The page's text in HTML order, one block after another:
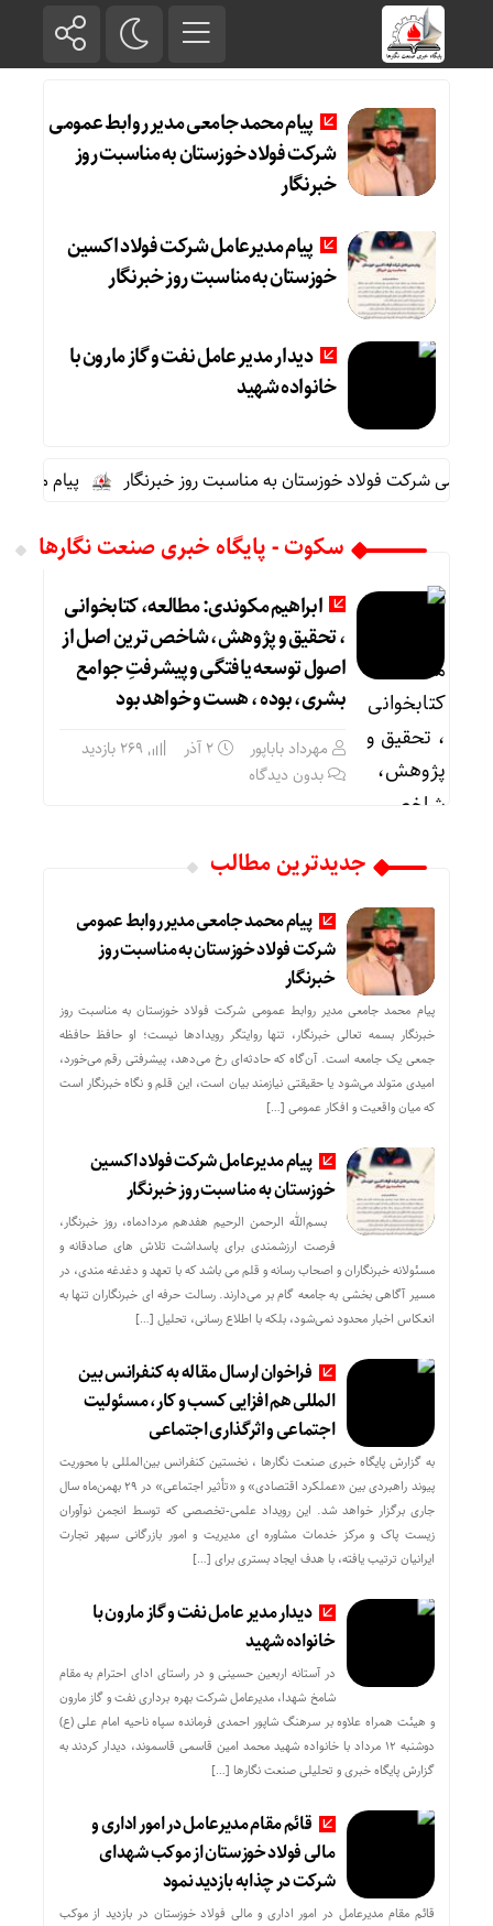
پیام محمد جامعی مدیر روابط عمومی
شرکت فولاد خوزستان به مناسبت روز
خبرنگار
پیام مدیرعامل شرکت فولاد اکسین
خوزستان به مناسبت روز خبرنگار
دیدار مدیر عامل نفت و گاز مارون با
خانواده شهید
شرکت فولاد خوزستان به مناسبت روز خبرنگار پیام
سکوت - پایگاه خبری صنعت نگارها
ابراهیم مکوندی: مطالعه، کتابخوانی
، تحقیق و پژوهش، شاخص ترین اصل از
اصول توسعه یافتگی و پیشرفتِ جوامع
بشری، بوده ، هست و خواهد بود
مهرداد باباپور ۲ آذر
بدون دیدگاه
جدیدترین مطالب
پیام محمد جامعی مدیر روابط عمومی
شرکت فولاد خوزستان به مناسبت روز
خبرنگار
پیام محمد جامعی مدیر روابط عمومی شرکت فولاد خوزستان به مناسبت روز
خبرنگار بسمه تعالی خبرنگار، تنها روایتگر رویدادها نیست؛ او حافظ حافظه
جمعی یک جامعه است. آن‌گاه که حادثه‌ای رخ می‌دهد، پیشرفتی رقم می‌خورد،
امیدی متولد می‌شود یا حقیقتی نیازمند بیان است، این قلم و نگاه خبرنگار است
که میان واقعیت و افکار عمومی […]
پیام مدیرعامل شرکت فولاد اکسین
خوزستان به مناسبت روز خبرنگار
بسم‌الله الرحمن الرحیم هفدهم مردادماه، روز خبرنگار،
فرصت ارزشمندی برای پاسداشت تلاش‌ های صادقانه و
مسئولانه خبرنگاران و اصحاب رسانه و قلم می باشد که با تعهد و دغدغه‌ مندی، در
مسیر آگاهی‌ بخشی به جامعه گام بر می‌دارند. رسالت حرفه‌ ای خبرنگاران تنها به
انعکاس اخبار محدود نمی‌شود، بلکه با اطلاع رسانی، تحلیل […]
فراخوان ارسال مقاله به کنفرانس بین
المللی هم افزایی کسب و کار، مسئولیت
اجتماعی و اثرگذاری اجتماعی
به گزارش پایگاه خبری صنعت نگارها ، نخستین کنفرانس بین‌المللی با محوریت
پیوند راهبردی بین «عملکرد اقتصادی» و «تأثیر اجتماعی» در ۲۹ بهمن‌ماه سال
جاری برگزار خواهد شد. این رویداد علمی-تخصصی که توسط انجمن نوآوران
زیست پاک و مرکز خدمات مشاوره ای مدیریت و امور بازرگانی سپهر تجارت
ایرانیان ترتیب یافته، با هدف ایجاد بستری برای […]
دیدار مدیر عامل نفت و گاز مارون با
خانواده شهید
در آستانه اربعین حسینی و در راستای ادای احترام به مقام
شامخ شهدا، مدیرعامل شرکت بهره برداری نفت و گاز مارون
و هیئت همراه علاوه بر سرهنگ شاپور احمدی فرمانده سپاه ناحیه امام علی (ع)
دوشنبه ۱۲ مرداد با خانواده شهید محمد امین قاسمی قاسموند، دیدار کردند به
گزارش پایگاه خبری و تحلیلی صنعت نگارها […]
قائم مقام مدیرعامل در امور اداری و
مالی فولاد خوزستان از موکب شهدای
شرکت در چذابه بازدید نمود
قائم مقام مدیرعامل در امور اداری و مالی فولاد خوزستان در بازدید از موکب